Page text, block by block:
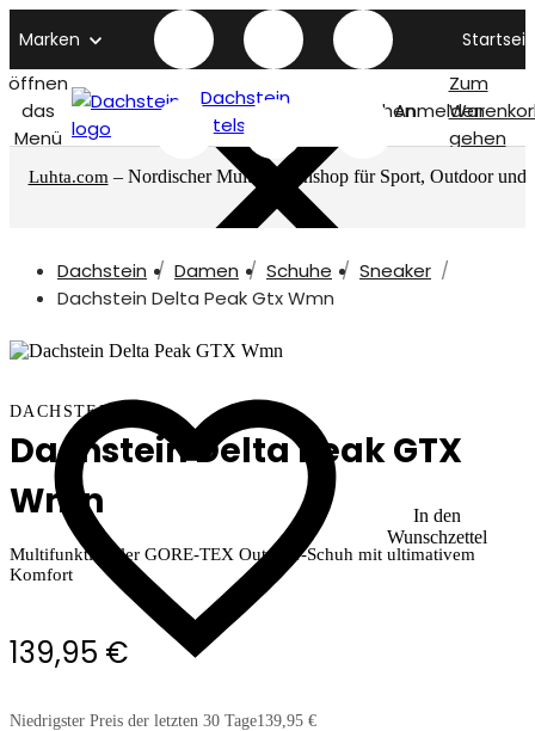
Marken
öffnen
das
Menü
Dachstein
titelseite
SuchenAnmelden
Zum
gehen
Luhta.com – Nordischer Multimarkenshop für Sport, Outdoor und
Dachstein Damen Schuhe
Sneaker
Dachstein Delta Peak Gtx Wmn
In den
Wunschzettel
DACHSTEIN
Dachstein Delta Peak GTX
Wmn
Multifunktionaler GORE-TEX Outdoor-Schuh mit ultimativem
Komfort
139,95 €
Niedrigster Preis der letzten 30 Tage139,95 €